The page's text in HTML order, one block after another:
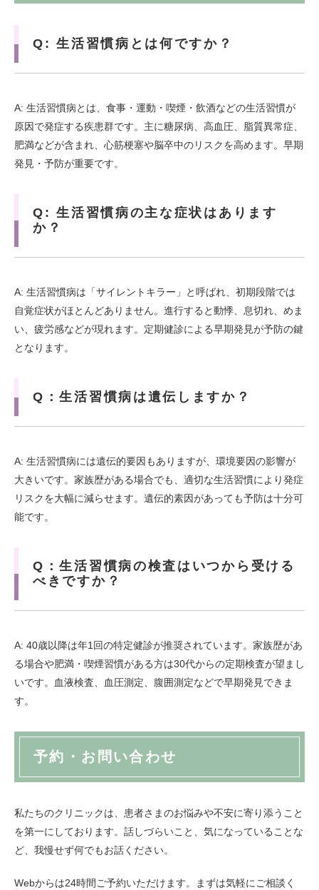
Q: 生活習慣病とは何ですか？
A: 生活習慣病とは、食事・運動・喫煙・飲酒などの生活習慣が
原因で発症する疾患群です。主に糖尿病、高血圧、脂質異常症、
肥満などが含まれ、心筋梗塞や脳卒中のリスクを高めます。早期
発見・予防が重要です。
Q: 生活習慣病の主な症状はあります
か？
A: 生活習慣病は「サイレントキラー」と呼ばれ、初期段階では
自覚症状がほとんどありません。進行すると動悸、息切れ、めま
い、疲労感などが現れます。定期健診による早期発見が予防の鍵
となります。
Q：生活習慣病は遺伝しますか？
A: 生活習慣病には遺伝的要因もありますが、環境要因の影響が
大きいです。家族歴がある場合でも、適切な生活習慣により発症
リスクを大幅に減らせます。遺伝的素因があっても予防は十分可
能です。
Q：生活習慣病の検査はいつから受ける
べきですか？
A: 40歳以降は年1回の特定健診が推奨されています。家族歴があ
る場合や肥満・喫煙習慣がある方は30代からの定期検査が望まし
いです。血液検査、血圧測定、腹囲測定などで早期発見できま
す。
予約・お問い合わせ
私たちのクリニックは、患者さまのお悩みや不安に寄り添うこと
を第一にしております。話しづらいこと、気になっていることな
ど、我慢せず何でもお話ください。
Webからは24時間ご予約いただけます。まずは気軽にご相談く